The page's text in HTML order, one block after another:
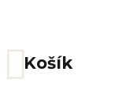
Košík